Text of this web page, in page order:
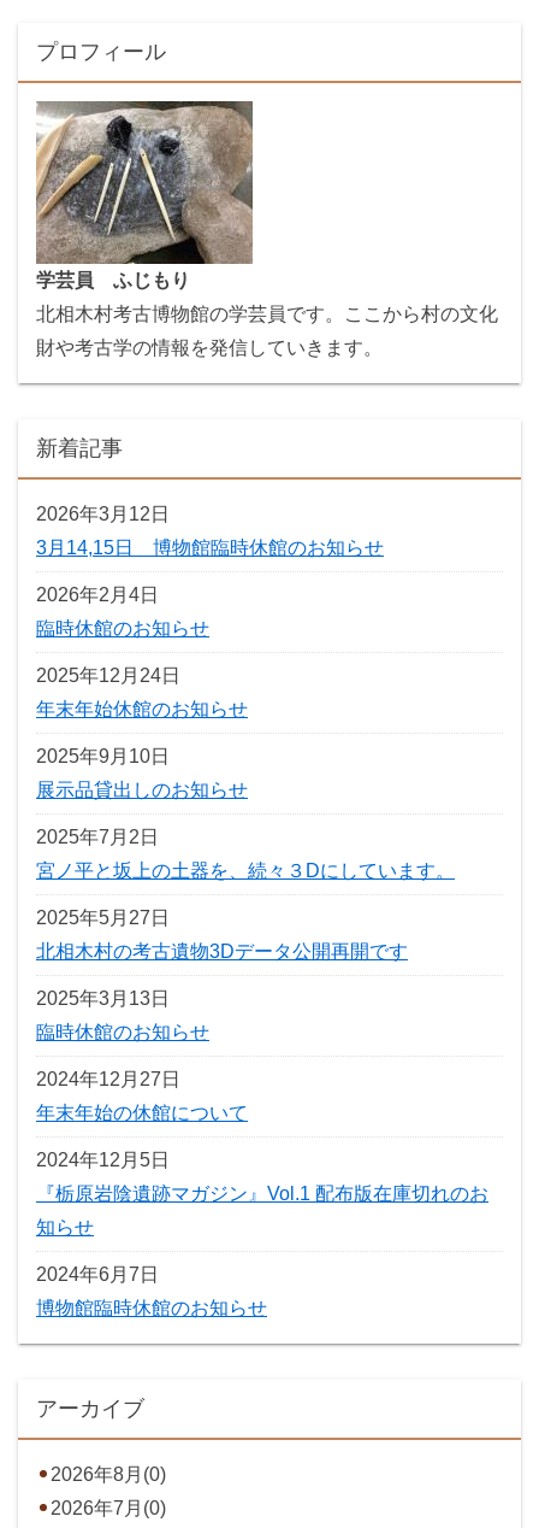
プロフィール
学芸員 ふじもり
北相木村考古博物館の学芸員です。ここから村の文化
財や考古学の情報を発信していきます。
新着記事
2026年3月12日
3月14,15日 博物館臨時休館のお知らせ
2026年2月4日
臨時休館のお知らせ
2025年12月24日
年末年始休館のお知らせ
2025年9月10日
展示品貸出しのお知らせ
2025年7月2日
宮ノ平と坂上の土器を、続々３Dにしています。
2025年5月27日
北相木村の考古遺物3Dデータ公開再開です
2025年3月13日
臨時休館のお知らせ
2024年12月27日
年末年始の休館について
2024年12月5日
『栃原岩陰遺跡マガジン』Vol.1 配布版在庫切れのお
知らせ
2024年6月7日
博物館臨時休館のお知らせ
アーカイブ
2026年8月(0)
2026年7月(0)